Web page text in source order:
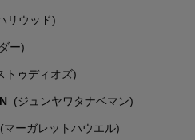
リウッド)
ー)
トゥディオズ)
(ジュンヤワタナベマン)
(マーガレットハウエル)